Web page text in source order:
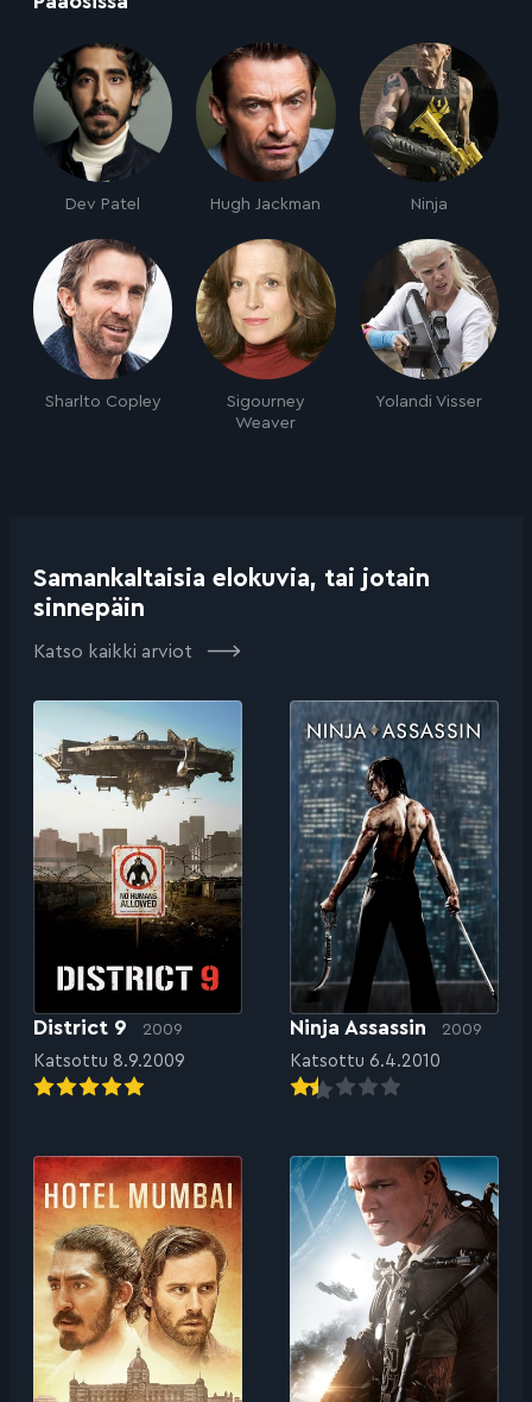
Dev Patel Hugh Jackman Ninja
Sharlto Copley
Sigourney
Weaver
Yolandi Visser
Samankaltaisia elokuvia, tai jotain
sinnepäin
Katso kaikki arviot
District 9 2009
Katsottu 8.9.2009
Ninja Assassin 2009
Katsottu 6.4.2010